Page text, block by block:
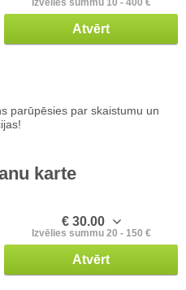
Izvēlies summu 10 - 400 €
Atvērt
parūpēsies par skaistumu un
karte
€ 30.00
Izvēlies summu 20 - 150 €
Atvērt